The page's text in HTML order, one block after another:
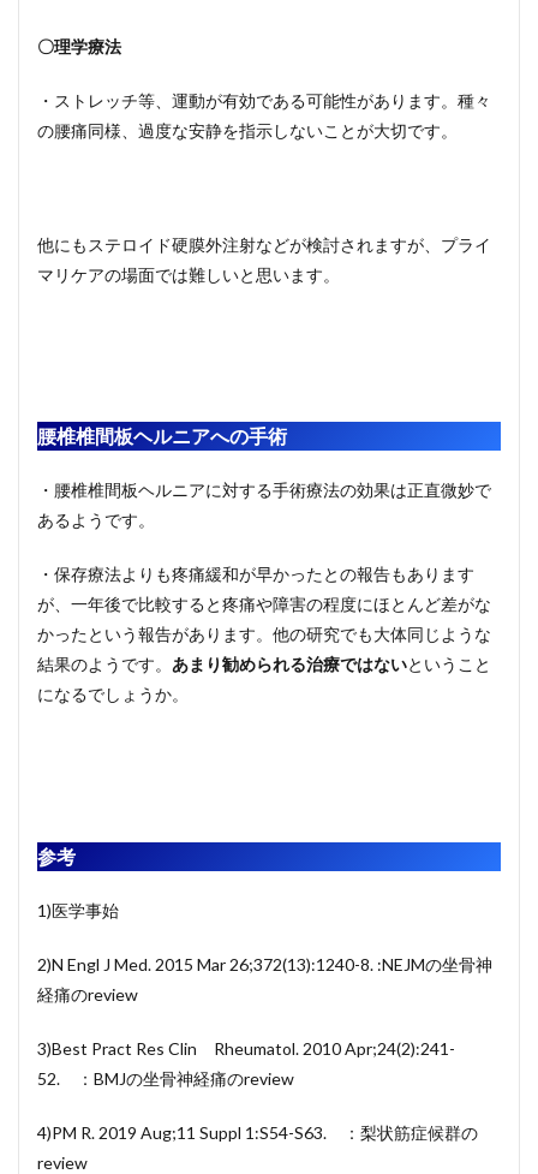
〇理学療法
・ストレッチ等、運動が有効である可能性があります。種々
の腰痛同様、過度な安静を指示しないことが大切です。
他にもステロイド硬膜外注射などが検討されますが、プライ
マリケアの場面では難しいと思います。
腰椎椎間板ヘルニアへの手術
・腰椎椎間板ヘルニアに対する手術療法の効果は正直微妙で
あるようです。
・保存療法よりも疼痛緩和が早かったとの報告もあります
が、一年後で比較すると疼痛や障害の程度にほとんど差がな
かったという報告があります。他の研究でも大体同じような
結果のようです。 あまり勧められる治療ではないということ
になるでしょうか。
参考
1)医学事始
2)N Engl J Med. 2015 Mar 26;372(13):1240-8. :NEJMの坐骨神
経痛のreview
3)Best Pract Res Clin Rheumatol. 2010 Apr;24(2):241-
52. ：BMJの坐骨神経痛のreview
4)PM R. 2019 Aug;11 Suppl 1:S54-S63. ：梨状筋症候群の
review